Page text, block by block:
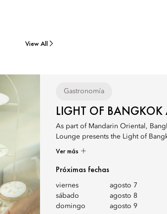
View All
Gastronomía
LIGHT OF
As part of Mandarin Oriental,
Lounge presents the Light of
Ver más
Próximas fechas
viernes agosto 7
sábado
agosto 8
domingo
agosto 9